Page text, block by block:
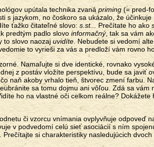
upútala technika zvaná priming(= pred-
s jazykom, no čoskoro sa ukázalo, že účinkuje
ťažko čitateľné slovo: s.st... Prečítate ho ako
predtým padlo slovo informačný, tak sa vám
to slovo naozaj uvidíte . Nebudete si vedomí
to vyrieši za vás a predloží vám rovno
Namaľujte si dve identické, rovnako
z postáv vložíte perspektívu, bude sa javiť
naň akoby vrhalo tieň, štvorec zmení farbu.
sa tomu dojmu ani vôľou. Zdá sa vám
ho na vlastné oči celkom reálne? Dokážete
či vzorcu vnímania ovplyvňuje odpoveď
v podvedomí celú sieť asociácií s ním
si charakteristiky nasledujúcich dvoch